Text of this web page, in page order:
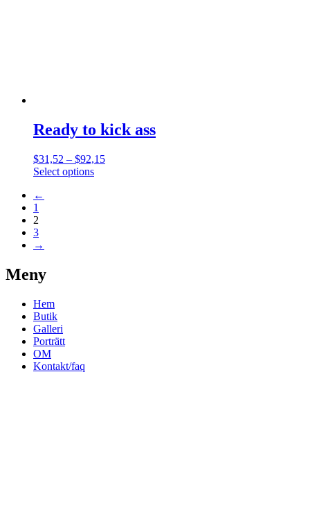
Ready to kick ass
$31,52 – $92,15
Select options
←
1
2
3
→
Meny
Hem
Butik
Galleri
Porträtt
OM
Kontakt/faq